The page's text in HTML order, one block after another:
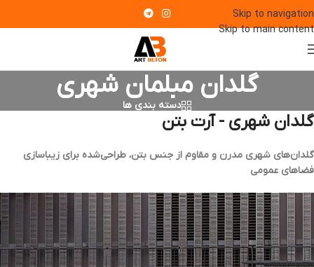
Skip to navigation
Skip to main content
گلدان مبلمان شهری
دسته بندی ها
گلدان شهری - آرت بتن
گلدان‌های شهری مدرن و مقاوم از جنس بتن، طراحی‌شده برای زیباسازی
فضاهای عمومی